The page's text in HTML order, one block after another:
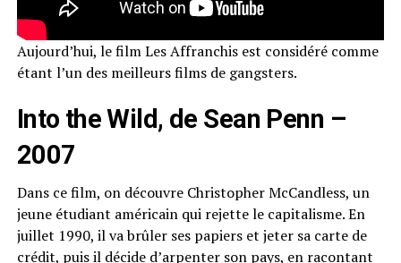
Aujourd’hui, le film Les Affranchis est considéré comme
étant l’un des meilleurs films de gangsters.
Into the Wild, de Sean Penn –
2007
Dans ce film, on découvre Christopher McCandless, un
jeune étudiant américain qui rejette le capitalisme. En
juillet 1990, il va brûler ses papiers et jeter sa carte de
crédit, puis il décide d’arpenter son pays, en racontant